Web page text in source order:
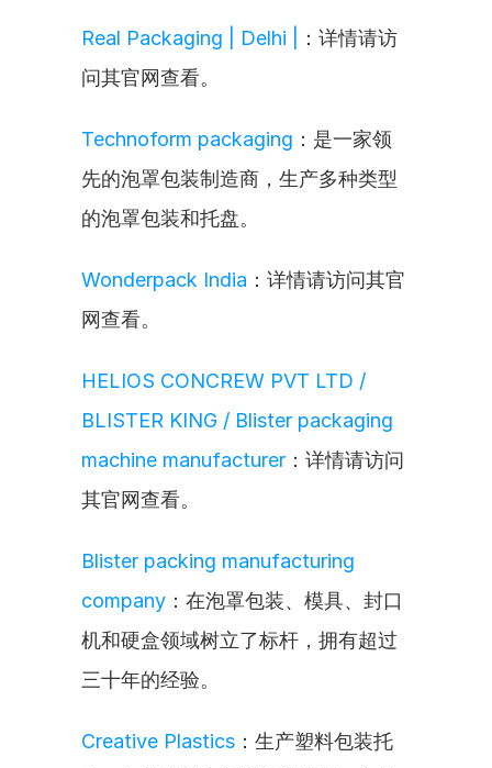
Real Packaging | Delhi |
：详情请访
问其官网查看。
Technoform packaging ：是一家领
先的泡罩包装制造商，生产多种类型
的泡罩包装和托盘。
Wonderpack India ：详情请访问其官
网查看。
HELIOS CONCREW PVT LTD /
BLISTER KING / Blister packaging
machine manufacturer ：详情请访问
其官网查看。
Blister packing manufacturing
company ：在泡罩包装、模具、封口
机和硬盒领域树立了标杆，拥有超过
三十年的经验。
Creative Plastics ：生产塑料包装托